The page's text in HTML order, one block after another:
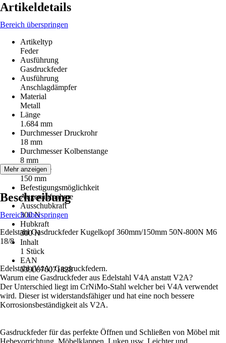
Artikeldetails
Bereich überspringen
Artikeltyp
Feder
Ausführung
Gasdruckfeder
Ausführung
Anschlagdämpfer
Material
Metall
Länge
1.684 mm
Durchmesser Druckrohr
18 mm
Durchmesser Kolbenstange
8 mm
Hublänge
150 mm
Befestigungsmöglichkeit
Augenaufnahme
Ausschubkraft
300 N
Hubkraft
300 N
Inhalt
1 Stück
EAN
5390876071828
Mehr anzeigen
Beschreibung
Bereich überspringen
Edelstahl Gasdruckfeder Kugelkopf 360mm/150mm 50N-800N M6
18/8
Edelstahl (V4A) Gasdruckfedern.
Warum eine Gasdruckfeder aus Edelstahl V4A anstatt V2A?
Der Unterschied liegt im CrNiMo-Stahl welcher bei V4A verwendet
wird. Dieser ist widerstandsfähiger und hat eine noch bessere
Korrosionsbeständigkeit als V2A.
Gasdruckfeder für das perfekte Öffnen und Schließen von Möbel mit
Hebevorrichtung, Möbelklappen, Luken usw. Leichter und